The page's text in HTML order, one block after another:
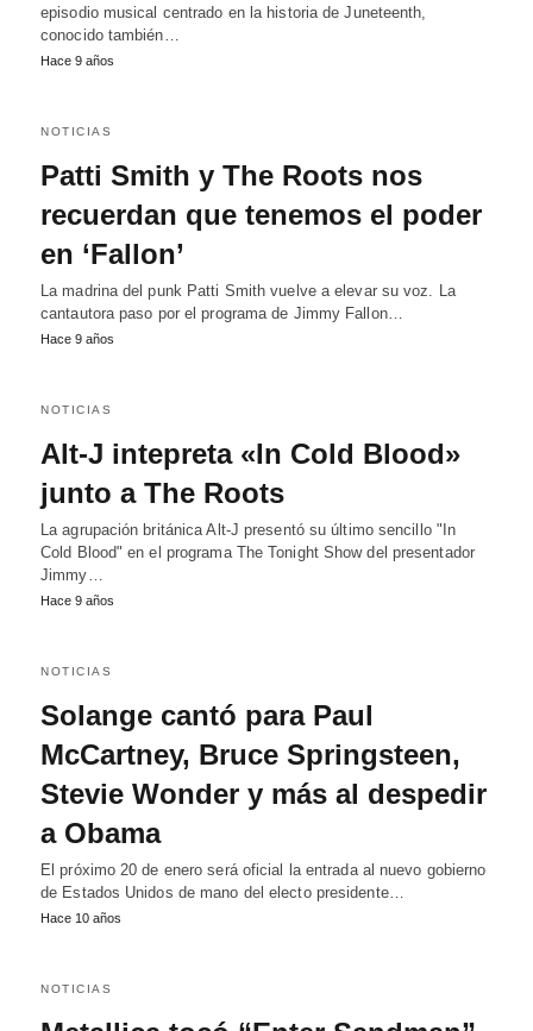
episodio musical centrado en la historia de Juneteenth,
conocido también…
Hace 9 años
NOTICIAS
Patti Smith y The Roots nos
recuerdan que tenemos el poder
en ‘Fallon’
La madrina del punk Patti Smith vuelve a elevar su voz. La
cantautora paso por el programa de Jimmy Fallon…
Hace 9 años
NOTICIAS
Alt-J intepreta «In Cold Blood»
junto a The Roots
La agrupación británica Alt-J presentó su último sencillo "In
Cold Blood" en el programa The Tonight Show del presentador
Jimmy…
Hace 9 años
NOTICIAS
Solange cantó para Paul
McCartney, Bruce Springsteen,
Stevie Wonder y más al despedir
a Obama
El próximo 20 de enero será oficial la entrada al nuevo gobierno
de Estados Unidos de mano del electo presidente…
Hace 10 años
NOTICIAS